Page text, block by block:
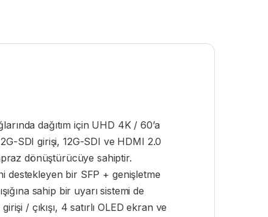
dağıtım için UHD 4K / 60’a
SDI girişi, 12G-SDI ve HDMI 2.0
dönüştürücüye sahiptir.
destekleyen bir SFP + genişletme
sahip bir uyarı sistemi de
/ çıkışı, 4 satırlı OLED ekran ve